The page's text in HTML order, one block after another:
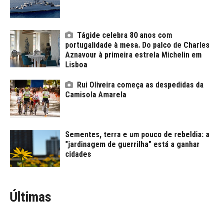
Tágide celebra 80 anos com
portugalidade à mesa. Do palco de Charles
Aznavour à primeira estrela Michelin em
Lisboa
Rui Oliveira começa as despedidas da
Camisola Amarela
Sementes, terra e um pouco de rebeldia: a
"jardinagem de guerrilha" está a ganhar
cidades
Últimas